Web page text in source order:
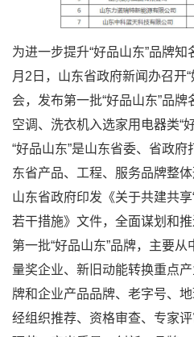
为进一步提升“好品山东”品牌
月2日，山东省政府新闻办召开
会，发布第一批“好品山东”品牌
空调、洗衣机入选家用电器类“
“好品山东”是山东省委、省政
东省产品、工程、服务品牌整
山东省政府印发《关于共建共
若干措施》文件，全面谋划和推
第一批“好品山东”品牌，主要
量奖企业、新旧动能转换重点
牌和企业产品品牌、老字号、
经组织推荐、资格审查、专家